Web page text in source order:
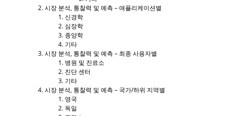
시장 분석, 통찰력 및 예측 – 애플리케이션별
신경학
심장학
종양학
기타
시장 분석, 통찰력 및 예측 – 최종 사용자별
병원 및 진료소
진단 센터
기타
시장 분석, 통찰력 및 예측 – 국가/하위 지역별
영국
독일